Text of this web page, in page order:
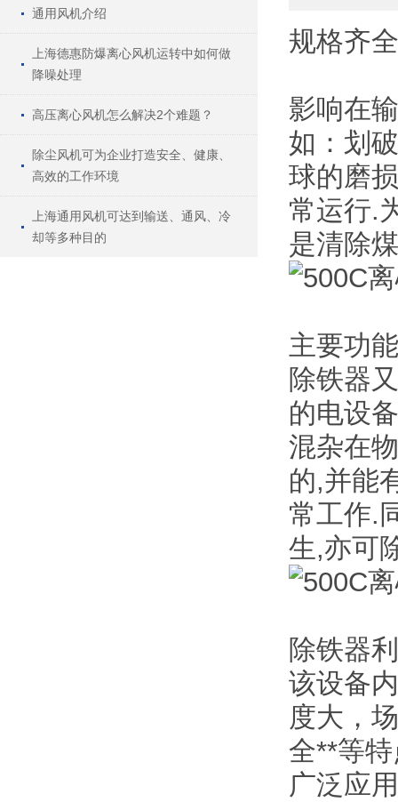
通用风机介绍
上海德惠防爆离心风机运转中如何做
降噪处理
高压离心风机怎么解决2个难题？
除尘风机可为企业打造安全、健康、
高效的工作环境
上海通用风机可达到输送、通风、冷
却等多种目的
规格齐全
影响在
如：划
球的磨
常运行.
是清除
主要功
除铁器
的电设
混杂在
的,并能
常工作.
生,亦可
除铁器
该设备
度大，
全**等
广泛应